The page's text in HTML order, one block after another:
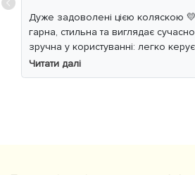
Дуже задоволені цією коляскою
гарна, стильна та виглядає
зручна у користуванні: легко
м’який хід навіть по нерівній
комфортно, просторе сидіння та
Читати далі